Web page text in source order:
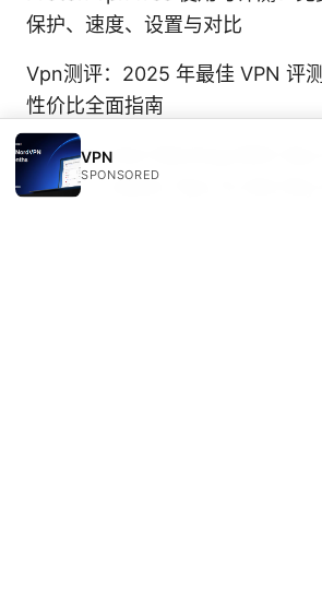
保护、速度、设置与对比
Vpn测评：2025 年最佳 VPN 评
性价比全面指南
Nordvpn Not Working With Sky
To Fix It: Quick Tips To Get
VPN
SPONSORED